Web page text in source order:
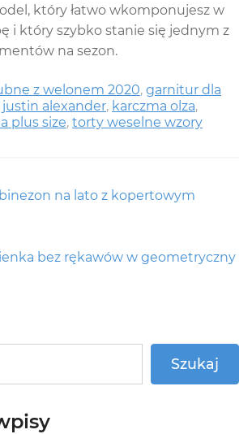
który łatwo wkomponujesz w
i który szybko stanie się jednym z
na sezon.
z welonem 2020, garnitur dla
justin alexander, karczma olza,
plus size, torty weselne wzory
na lato z kopertowym
bez rękawów w geometryczny
Szukaj